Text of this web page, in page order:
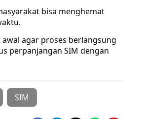
bisa menghemat
agar proses berlangsung
perpanjangan SIM dengan
SIM